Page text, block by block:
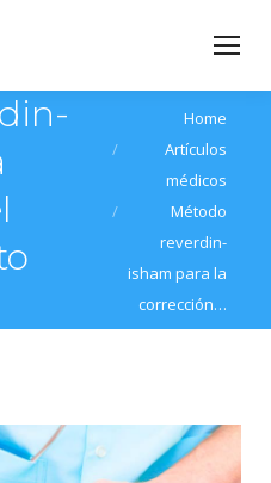
You are here:Home
Artículos
médicos
Método
reverdin-
isham para la
corrección…